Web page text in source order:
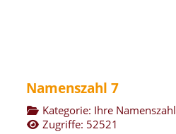
Namenszahl 7
Kategorie: Ihre Namenszahl
Zugriffe: 52521